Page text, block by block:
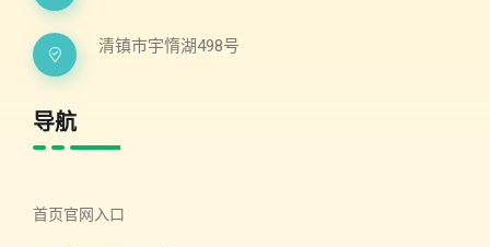
清镇市宇惰湖498号
导航
首页官网入口